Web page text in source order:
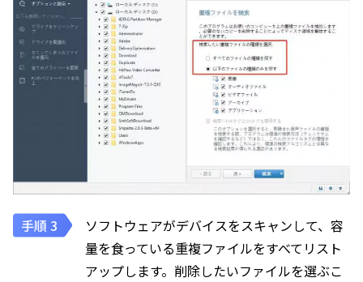
ソフトウェアがデバイスをスキャンして、容
量を食っている重複ファイルをすべてリスト
アップします。削除したいファイルを選ぶこ